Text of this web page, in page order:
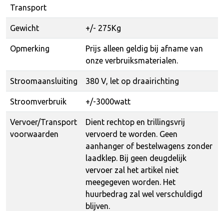
Transport
Gewicht +/- 275Kg
Opmerking
Prijs alleen geldig bij afname van
onze verbruiksmaterialen.
Stroomaansluiting 380 V, let op draairichting
Stroomverbruik +/-3000watt
Vervoer/Transport
voorwaarden
Dient rechtop en trillingsvrij
vervoerd te worden. Geen
aanhanger of bestelwagens zonder
laadklep. Bij geen deugdelijk
vervoer zal het artikel niet
meegegeven worden. Het
huurbedrag zal wel verschuldigd
blijven.